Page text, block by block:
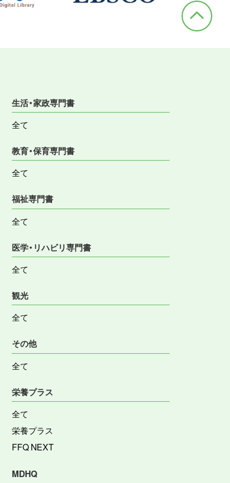
生活・家政専門書
全て
教育・保育専門書
全て
福祉専門書
全て
医学・リハビリ専門書
全て
観光
全て
その他
全て
栄養プラス
全て
栄養プラス
FFQ NEXT
MDHQ